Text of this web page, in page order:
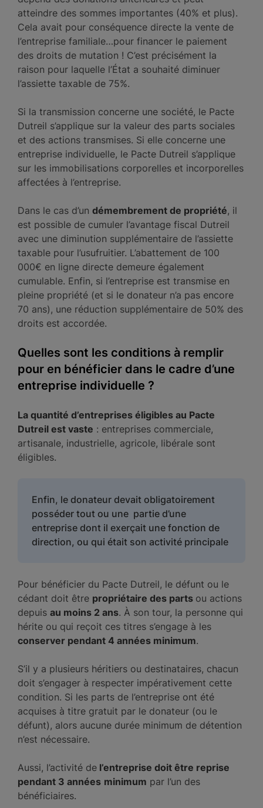
atteindre des sommes importantes (40% et plus).
Cela avait pour conséquence directe la vente de
l’entreprise familiale…pour financer le paiement
des droits de mutation ! C’est précisément la
raison pour laquelle l’État a souhaité diminuer
l’assiette taxable de 75%.
Si la transmission concerne une société, le Pacte
Dutreil s’applique sur la valeur des parts sociales
et des actions transmises. Si elle concerne une
entreprise individuelle, le Pacte Dutreil s’applique
sur les immobilisations corporelles et incorporelles
affectées à l’entreprise.
Dans le cas d’un démembrement de propriété, il
est possible de cumuler l’avantage fiscal Dutreil
avec une diminution supplémentaire de l’assiette
taxable pour l’usufruitier. L’abattement de 100
000€ en ligne directe demeure également
cumulable. Enfin, si l’entreprise est transmise en
pleine propriété (et si le donateur n’a pas encore
70 ans), une réduction supplémentaire de 50% des
droits est accordée.
Quelles sont les conditions à remplir
pour en bénéficier dans le cadre d’une
entreprise individuelle ?
La quantité d’entreprises éligibles au Pacte
Dutreil est vaste : entreprises commerciale,
artisanale, industrielle, agricole, libérale sont
éligibles.
Enfin, le donateur devait obligatoirement
posséder tout ou une partie d’une
entreprise dont il exerçait une fonction de
direction, ou qui était son activité principale
Pour bénéficier du Pacte Dutreil, le défunt ou le
cédant doit être propriétaire des parts ou actions
depuis au moins 2 ans. À son tour, la personne qui
hérite ou qui reçoit ces titres s’engage à les
conserver pendant 4 années minimum.
S’il y a plusieurs héritiers ou destinataires, chacun
doit s’engager à respecter impérativement cette
condition. Si les parts de l’entreprise ont été
acquises à titre gratuit par le donateur (ou le
défunt), alors aucune durée minimum de détention
n’est nécessaire.
Aussi, l’activité de l’entreprise doit être reprise
pendant 3 années minimum par l’un des
bénéficiaires.